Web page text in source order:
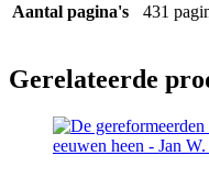
Aantal pagina's 431
Gerelateerde